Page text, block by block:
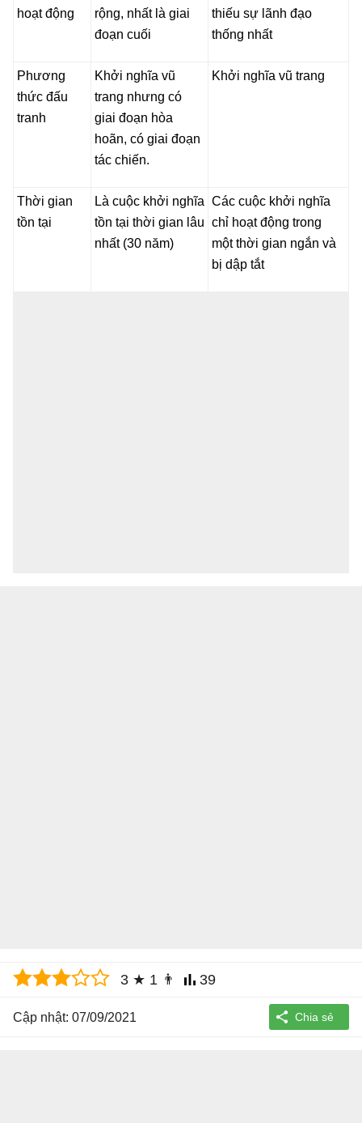
hoạt động
rộng, nhất là giai
đoạn cuối
thiếu sự lãnh đạo
thống nhất
Phương
thức đấu
tranh
Khởi nghĩa vũ
trang nhưng có
giai đoạn hòa
hoãn, có giai đoạn
tác chiến.
Khởi nghĩa vũ trang
Thời gian
tồn tại
Là cuộc khởi nghĩa
tồn tại thời gian lâu
nhất (30 năm)
Các cuộc khởi nghĩa
chỉ hoạt động trong
một thời gian ngắn và
bị dập tắt
3 ★ 1 👨 39
Cập nhật: 07/09/2021